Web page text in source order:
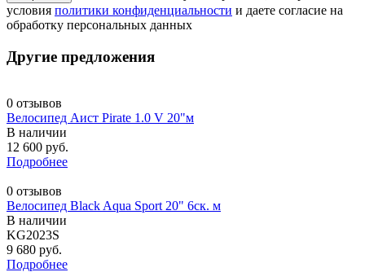
условия политики конфиденциальности и даете согласие на
обработку персональных данных
Другие предложения
0 отзывов
Велосипед Аист Pirate 1.0 V 20"м
В наличии
12 600 руб.
Подробнее
0 отзывов
Велосипед Black Aqua Sport 20" 6ск. м
В наличии
KG2023S
9 680 руб.
Подробнее